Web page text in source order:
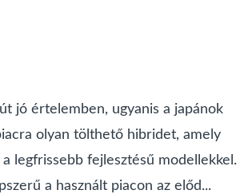
jó értelemben, ugyanis a japánok
olyan tölthető hibridet, amely
legfrissebb fejlesztésű modellekkel.
a használt piacon az előd...